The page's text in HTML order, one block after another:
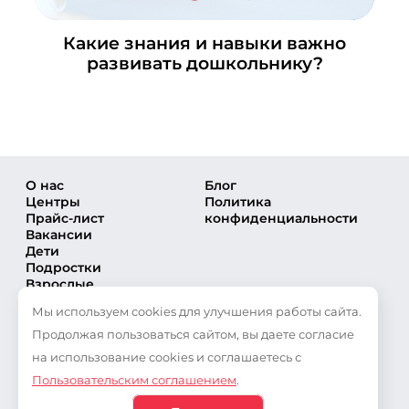
+7 (495) 648-60-08
Написать в ВКонтакте
+7 (495) 648-60-08
Написать в ВКонтакте
Орехово
Подольск
+7 (495) 648-60-08
Северный
+7 (495) 648-60-08
Какие знания и навыки важно
развивать дошкольнику?
О нас
Центры
Прайс-лист
Вакансии
Дети
Подростки
Взрослые
Секции
Тренеры
Частые вопросы
Новости
Блог
Политика
конфиденциальности
Мы используем cookies для улучшения работы сайта.
Продолжая пользоваться сайтом, вы даете согласие
на использование cookies и соглашаетесь с
Пользовательским соглашением.